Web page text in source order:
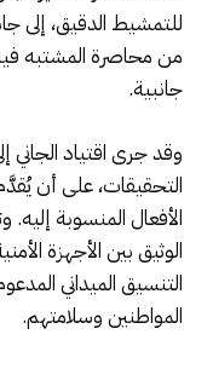
للتمشيط الدقيق، إلى
من محاصرة المشتبه
جانبية.
وقد جرى اقتياد الجاني
التحقيقات، على أن
الأفعال المنسوبة
الوثيق بين الأجهزة
التنسيق الميداني
المواطنين وسلامتهم.